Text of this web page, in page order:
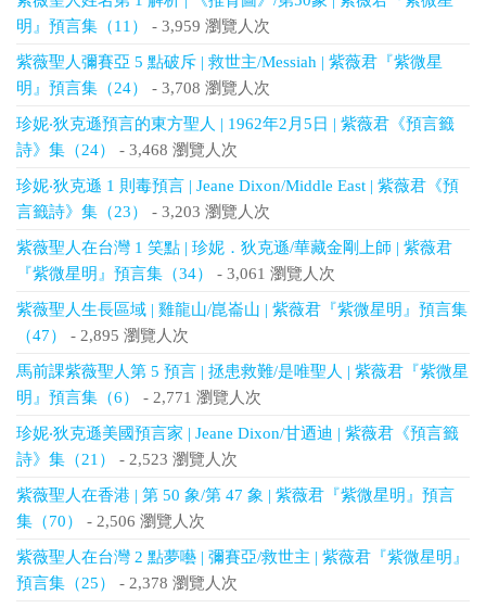
明』預言集（11）
- 3,959 瀏覽人次
紫薇聖人彌賽亞 5 點破斥 | 救世主/Messiah | 紫薇君『紫微星
明』預言集（24）
- 3,708 瀏覽人次
珍妮‧狄克遜預言的東方聖人 | 1962年2月5日 | 紫薇君《預言籤
詩》集（24）
- 3,468 瀏覽人次
珍妮‧狄克遜 1 則毒預言 | Jeane Dixon/Middle East | 紫薇君《預
言籤詩》集（23）
- 3,203 瀏覽人次
紫薇聖人在台灣 1 笑點 | 珍妮．狄克遜/華藏金剛上師 | 紫薇君
『紫微星明』預言集（34）
- 3,061 瀏覽人次
紫薇聖人生長區域 | 雞龍山/崑崙山 | 紫薇君『紫微星明』預言集
（47）
- 2,895 瀏覽人次
馬前課紫薇聖人第 5 預言 | 拯患救難/是唯聖人 | 紫薇君『紫微星
明』預言集（6）
- 2,771 瀏覽人次
珍妮‧狄克遜美國預言家 | Jeane Dixon/甘迺迪 | 紫薇君《預言籤
詩》集（21）
- 2,523 瀏覽人次
紫薇聖人在香港 | 第 50 象/第 47 象 | 紫薇君『紫微星明』預言
集（70）
- 2,506 瀏覽人次
紫薇聖人在台灣 2 點夢囈 | 彌賽亞/救世主 | 紫薇君『紫微星明』
預言集（25）
- 2,378 瀏覽人次